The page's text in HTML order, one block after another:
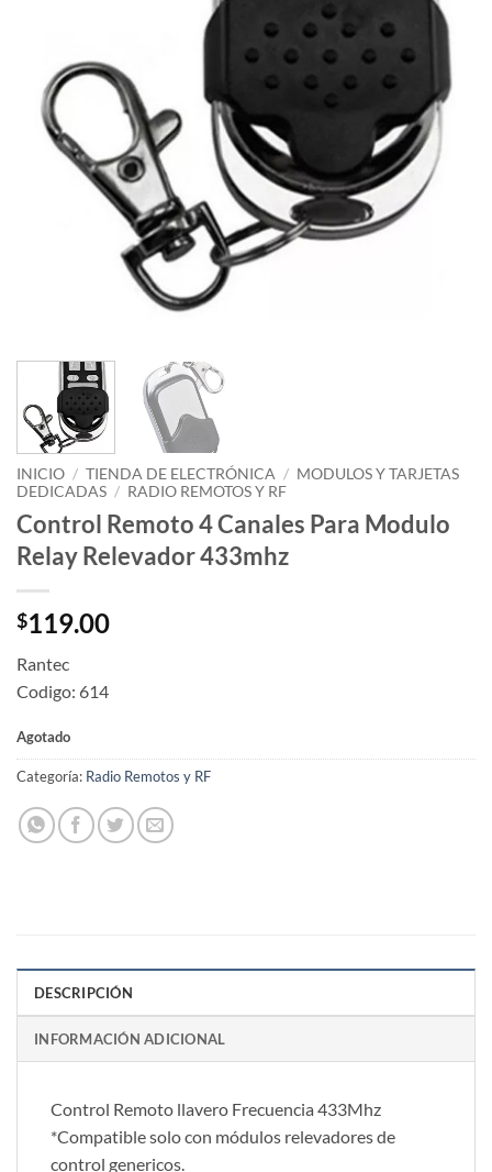
INICIO / TIENDA DE ELECTRÓNICA / MODULOS Y TARJETAS
DEDICADAS / RADIO REMOTOS Y RF
Control Remoto 4 Canales Para Modulo
Relay Relevador 433mhz
$119.00
Rantec
Codigo: 614
Agotado
Categoría: Radio Remotos y RF
DESCRIPCIÓN
INFORMACIÓN ADICIONAL
Control Remoto llavero Frecuencia 433Mhz
*Compatible solo con módulos relevadores de
control genericos.